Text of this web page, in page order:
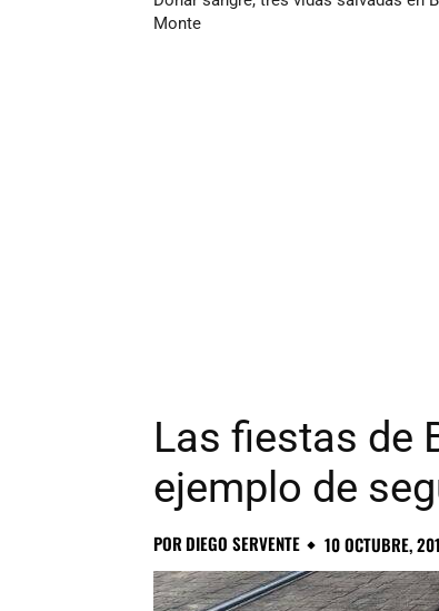
Monte
Las fiestas de
ejemplo de
PORDIEGO SERVENTE 10 OCTUBRE,